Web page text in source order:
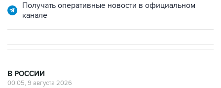
Получать оперативные новости в официальном
канале
В РОССИИ
00:05, 9 августа 2026